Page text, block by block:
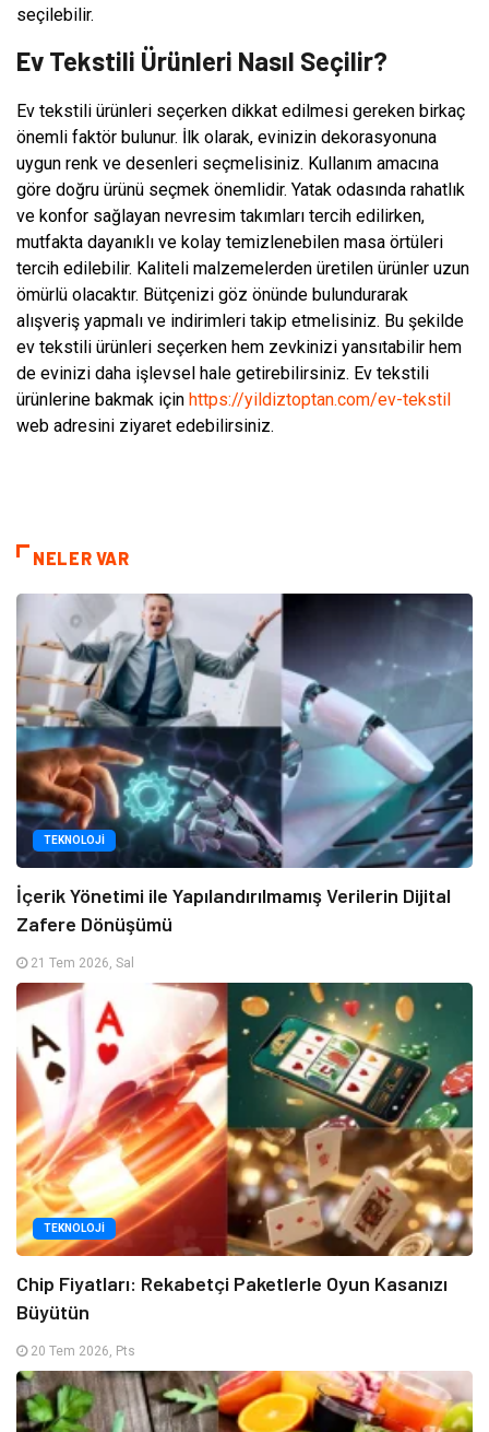
seçilebilir.
Ev Tekstili Ürünleri Nasıl Seçilir?
Ev tekstili ürünleri seçerken dikkat edilmesi gereken birkaç
önemli faktör bulunur. İlk olarak, evinizin dekorasyonuna
uygun renk ve desenleri seçmelisiniz. Kullanım amacına
göre doğru ürünü seçmek önemlidir. Yatak odasında rahatlık
ve konfor sağlayan nevresim takımları tercih edilirken,
mutfakta dayanıklı ve kolay temizlenebilen masa örtüleri
tercih edilebilir. Kaliteli malzemelerden üretilen ürünler uzun
ömürlü olacaktır. Bütçenizi göz önünde bulundurarak
alışveriş yapmalı ve indirimleri takip etmelisiniz. Bu şekilde
ev tekstili ürünleri seçerken hem zevkinizi yansıtabilir hem
de evinizi daha işlevsel hale getirebilirsiniz. Ev tekstili
ürünlerine bakmak için https://yildiztoptan.com/ev-tekstil
web adresini ziyaret edebilirsiniz.
NELER VAR
TEKNOLOJI
İçerik Yönetimi ile Yapılandırılmamış Verilerin Dijital
Zafere Dönüşümü
21 Tem 2026, Sal
TEKNOLOJI
Chip Fiyatları: Rekabetçi Paketlerle Oyun Kasanızı
Büyütün
20 Tem 2026, Pts